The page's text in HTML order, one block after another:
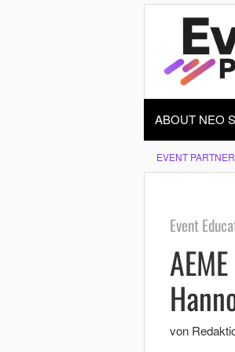
ABOUT NEO
EVENT PARTNER
Event
von